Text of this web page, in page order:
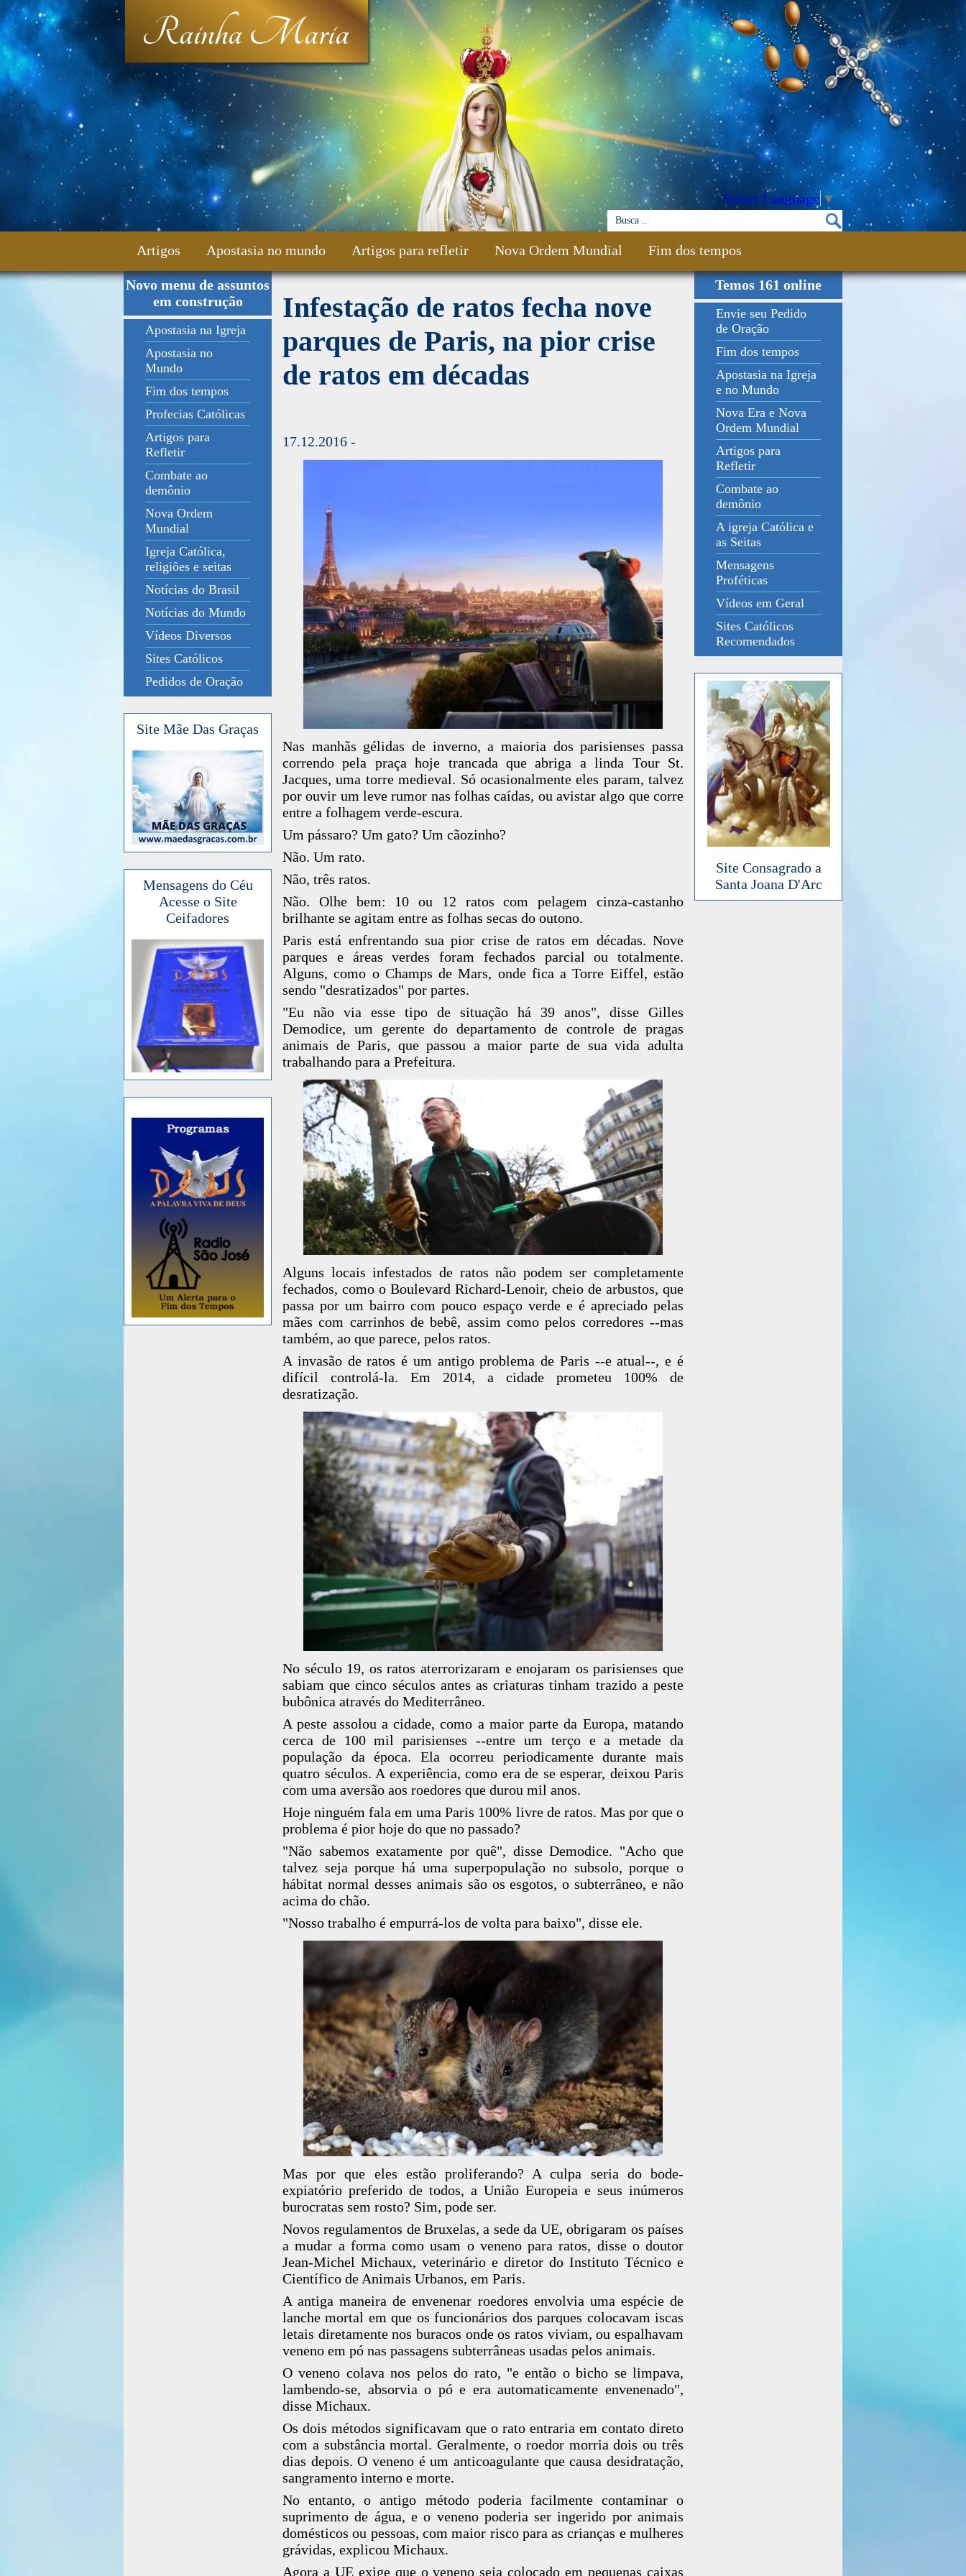
Rainha Maria
Select Language▼
Artigos Apostasia no mundo Artigos para refletir Nova Ordem Mundial Fim dos tempos
Fale Conosco
Novo menu de assuntos
em construção
Apostasia na Igreja
Apostasia no
Mundo
Fim dos tempos
Profecias Católicas
Artigos para
Refletir
Combate ao
demônio
Nova Ordem
Mundial
Igreja Católica,
religiões e seitas
Notícias do Brasil
Notícias do Mundo
Vídeos Diversos
Sites Católicos
Pedidos de Oração
Site Mãe Das Graças
Mensagens do Céu
Acesse o Site
Ceifadores
Infestação de ratos fecha nove
parques de Paris, na pior crise
de ratos em décadas
17.12.2016 -
Nas manhãs gélidas de inverno, a maioria dos parisienses passa
correndo pela praça hoje trancada que abriga a linda Tour St.
Jacques, uma torre medieval. Só ocasionalmente eles param, talvez
por ouvir um leve rumor nas folhas caídas, ou avistar algo que corre
entre a folhagem verde-escura.
Um pássaro? Um gato? Um cãozinho?
Não. Um rato.
Não, três ratos.
Não. Olhe bem: 10 ou 12 ratos com pelagem cinza-castanho
brilhante se agitam entre as folhas secas do outono.
Paris está enfrentando sua pior crise de ratos em décadas. Nove
parques e áreas verdes foram fechados parcial ou totalmente.
Alguns, como o Champs de Mars, onde fica a Torre Eiffel, estão
sendo "desratizados" por partes.
"Eu não via esse tipo de situação há 39 anos", disse Gilles
Demodice, um gerente do departamento de controle de pragas
animais de Paris, que passou a maior parte de sua vida adulta
trabalhando para a Prefeitura.
Alguns locais infestados de ratos não podem ser completamente
fechados, como o Boulevard Richard-Lenoir, cheio de arbustos, que
passa por um bairro com pouco espaço verde e é apreciado pelas
mães com carrinhos de bebê, assim como pelos corredores --mas
também, ao que parece, pelos ratos.
A invasão de ratos é um antigo problema de Paris --e atual--, e é
difícil controlá-la. Em 2014, a cidade prometeu 100% de
desratização.
No século 19, os ratos aterrorizaram e enojaram os parisienses que
sabiam que cinco séculos antes as criaturas tinham trazido a peste
bubônica através do Mediterrâneo.
A peste assolou a cidade, como a maior parte da Europa, matando
cerca de 100 mil parisienses --entre um terço e a metade da
população da época. Ela ocorreu periodicamente durante mais
quatro séculos. A experiência, como era de se esperar, deixou Paris
com uma aversão aos roedores que durou mil anos.
Hoje ninguém fala em uma Paris 100% livre de ratos. Mas por que o
problema é pior hoje do que no passado?
"Não sabemos exatamente por quê", disse Demodice. "Acho que
talvez seja porque há uma superpopulação no subsolo, porque o
hábitat normal desses animais são os esgotos, o subterrâneo, e não
acima do chão.
"Nosso trabalho é empurrá-los de volta para baixo", disse ele.
Mas por que eles estão proliferando? A culpa seria do bode-
expiatório preferido de todos, a União Europeia e seus inúmeros
burocratas sem rosto? Sim, pode ser.
Novos regulamentos de Bruxelas, a sede da UE, obrigaram os países
a mudar a forma como usam o veneno para ratos, disse o doutor
Jean-Michel Michaux, veterinário e diretor do Instituto Técnico e
Científico de Animais Urbanos, em Paris.
A antiga maneira de envenenar roedores envolvia uma espécie de
lanche mortal em que os funcionários dos parques colocavam iscas
letais diretamente nos buracos onde os ratos viviam, ou espalhavam
veneno em pó nas passagens subterrâneas usadas pelos animais.
O veneno colava nos pelos do rato, "e então o bicho se limpava,
lambendo-se, absorvia o pó e era automaticamente envenenado",
disse Michaux.
Os dois métodos significavam que o rato entraria em contato direto
com a substância mortal. Geralmente, o roedor morria dois ou três
dias depois. O veneno é um anticoagulante que causa desidratação,
sangramento interno e morte.
No entanto, o antigo método poderia facilmente contaminar o
suprimento de água, e o veneno poderia ser ingerido por animais
domésticos ou pessoas, com maior risco para as crianças e mulheres
grávidas, explicou Michaux.
Agora a UE exige que o veneno seja colocado em pequenas caixas
Temos 161 online
Envie seu Pedido
de Oração
Fim dos tempos
Apostasia na Igreja
e no Mundo
Nova Era e Nova
Ordem Mundial
Artigos para
Refletir
Combate ao
demônio
A igreja Católica e
as Seitas
Mensagens
Proféticas
Vídeos em Geral
Sites Católicos
Recomendados
Site Consagrado a
Santa Joana D'Arc